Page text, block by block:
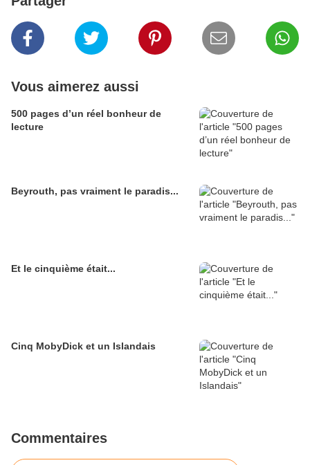
Vous aimerez aussi
500 pages d’un réel bonheur de
lecture
Beyrouth, pas vraiment le paradis...
Et le cinquième était...
Cinq MobyDick et un Islandais
Commentaires